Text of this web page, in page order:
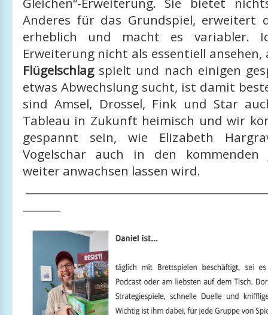
Anderes für das Grundspiel, erweitert
erheblich und macht es variabler.
Erweiterung nicht als essentiell ansehen,
Flügelschlag spielt und nach einigen
etwas Abwechslung sucht, ist damit
sind Amsel, Drossel, Fink und Star
Tableau in Zukunft heimisch und wir
gespannt sein, wie Elizabeth
Vogelschar auch in den kommenden
weiter anwachsen lassen wird.